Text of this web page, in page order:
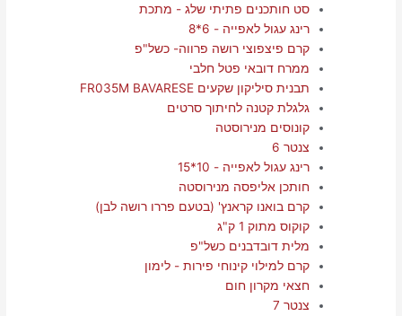
סט חותכנים פתיתי שלג - מתכת
רינג עגול לאפייה - 6*8
קרם פיצפוצי רושה פרווה- כשל"פ
ממרח דובאי פטל חלבי
תבנית סיליקון שקעים FR035M BAVARESE
גלגלת קטנה לחיתוך סרטים
קונוסים מנירוסטה
צנטר 6
רינג עגול לאפייה - 10*15
חותכן אליפסה מנירוסטה
קרם בואנו קראנץ' (בטעם פררו רושה לבן)
קוקוס מתוק 1 ק"ג
מלית דובדבנים כשל"פ
קרם למילוי קינוחי פירות - לימון
חצאי מקרון חום
צנטר 7